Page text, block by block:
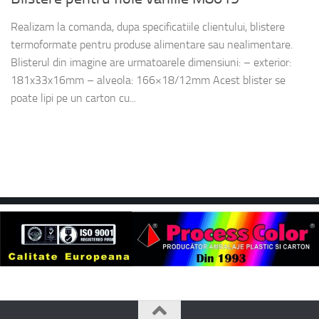
Realizam la comanda, dupa specificatiile clientului, blistere
termoformate pentru produse alimentare sau nealimentare.
Blisterul din imagine are urmatoarele dimensiuni: – exterior:
181x33x16mm – alveola: 166×18/12mm Acest blister se
poate lipi pe un carton cu...